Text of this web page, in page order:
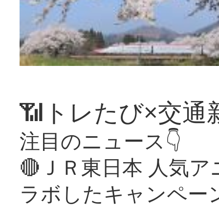
📶トレたび×交通
注目のニュース👇
🔴ＪＲ東日本 人気
ラボしたキャンペー